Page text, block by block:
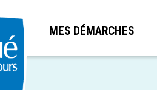
MES DÉMARCHES